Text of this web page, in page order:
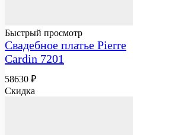
Быстрый просмотр
Свадебное платье Pierre
Cardin 7201
58630 ₽
Скидка